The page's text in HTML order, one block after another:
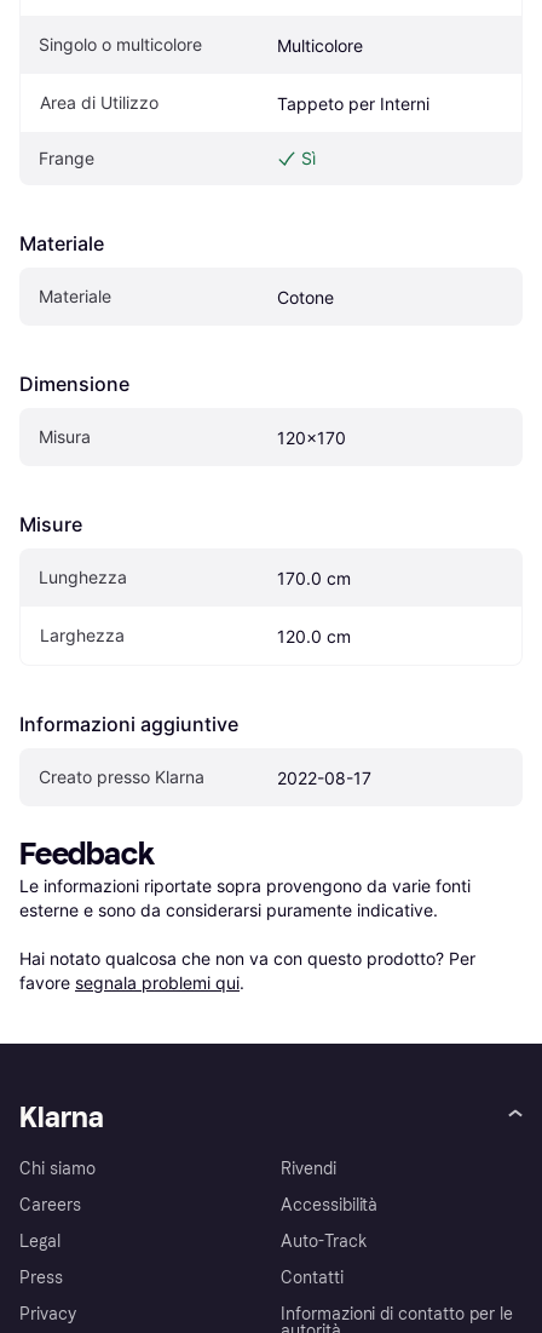
Singolo o multicolore Multicolore
Area di Utilizzo Tappeto per Interni
Frange Sì
Materiale
Materiale Cotone
Dimensione
Misura 120x170
Misure
Lunghezza 170.0 cm
Larghezza 120.0 cm
Informazioni aggiuntive
Creato presso Klarna 2022-08-17
Feedback
Le informazioni riportate sopra provengono da varie fonti
esterne e sono da considerarsi puramente indicative.
Hai notato qualcosa che non va con questo prodotto? Per
favore segnala problemi qui.
Klarna
Chi siamo
Careers
Legal
Press
Privacy
Rivendi
Accessibilità
Auto-Track
Contatti
Informazioni di contatto per le